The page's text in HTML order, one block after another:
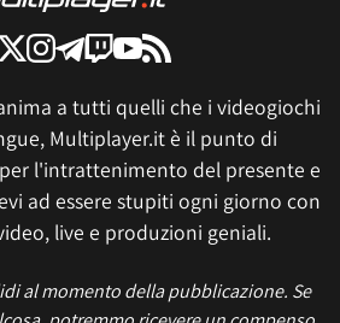
a tutti quelli che i videogiochi
Multiplayer.it è il punto di
l'intrattenimento del presente e
ad essere stupiti ogni giorno con
live e produzioni geniali.
al momento della pubblicazione. Se